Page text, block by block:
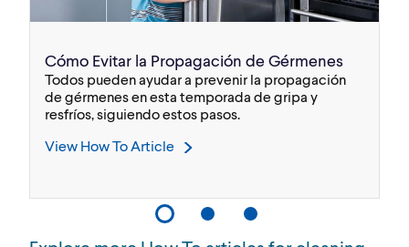
Cómo Evitar la Propagación de Gérmenes
Todos pueden ayudar a prevenir la propagación
de gérmenes en esta temporada de gripa y
resfríos, siguiendo estos pasos.
View How To Article